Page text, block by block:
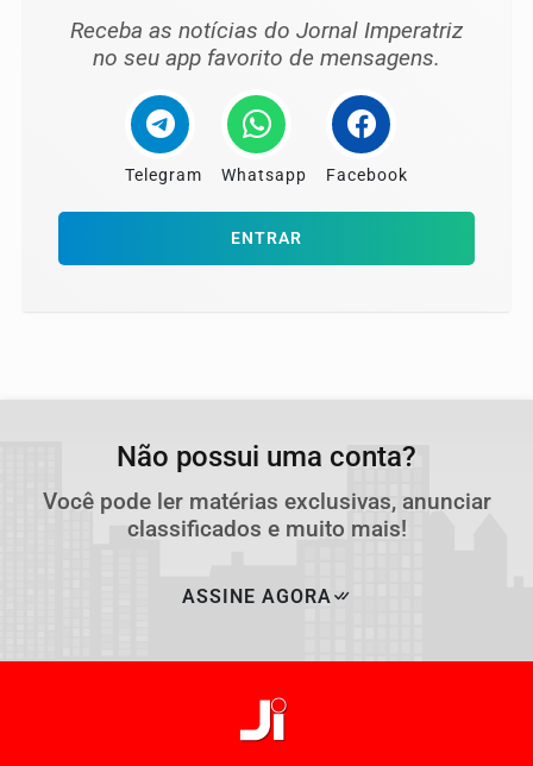
Receba as notícias do Jornal Imperatriz
no seu app favorito de mensagens.
Telegram Whatsapp Facebook
ENTRAR
Não possui uma conta?
Você pode ler matérias exclusivas, anunciar
classificados e muito mais!
ASSINE AGORA